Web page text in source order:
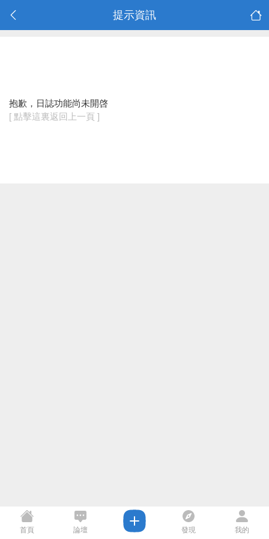
提示資訊
抱歉，日誌功能尚未開啓
[ 點擊這裏返回上一頁 ]
首頁 論壇 發現 我的